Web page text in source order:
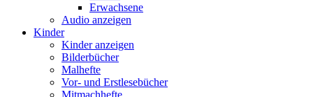
Erwachsene
Audio anzeigen
Kinder
Kinder anzeigen
Bilderbücher
Malhefte
Vor- und Erstlesebücher
Mitmachhefte